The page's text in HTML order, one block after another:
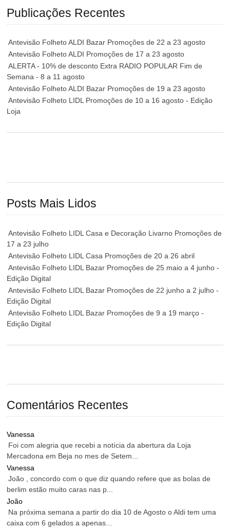
Publicações Recentes
Antevisão Folheto ALDI Bazar Promoções de 22 a 23 agosto
Antevisão Folheto ALDI Promoções de 17 a 23 agosto
ALERTA - 10% de desconto Extra RADIO POPULAR Fim de
Semana - 8 a 11 agosto
Antevisão Folheto ALDI Bazar Promoções de 19 a 23 agosto
Antevisão Folheto LIDL Promoções de 10 a 16 agosto - Edição
Loja
Posts Mais Lidos
Antevisão Folheto LIDL Casa e Decoração Livarno Promoções de
17 a 23 julho
Antevisão Folheto LIDL Casa Promoções de 20 a 26 abril
Antevisão Folheto LIDL Bazar Promoções de 25 maio a 4 junho -
Edição Digital
Antevisão Folheto LIDL Bazar Promoções de 22 junho a 2 julho -
Edição Digital
Antevisão Folheto LIDL Bazar Promoções de 9 a 19 março -
Edição Digital
Comentários Recentes
Vanessa
Foi com alegria que recebi a notícia da abertura da Loja
Mercadona em Beja no mes de Setem...
Vanessa
João , concordo com o que diz quando refere que as bolas de
berlim estão muito caras nas p...
João
Na próxima semana a partir do dia 10 de Agosto o Aldi tem uma
caixa com 6 gelados a apenas...